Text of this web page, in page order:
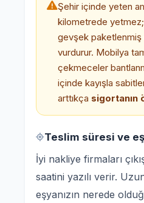
Şehir içinde yeten
kilometrede
gevşek paketlenmiş
vurdurur. Mobilya
çekmeceler
içinde kayışla
arttıkça sigortanın
Teslim süresi ve
İyi nakliye firmaları
saatini yazılı verir.
eşyanızın nerede